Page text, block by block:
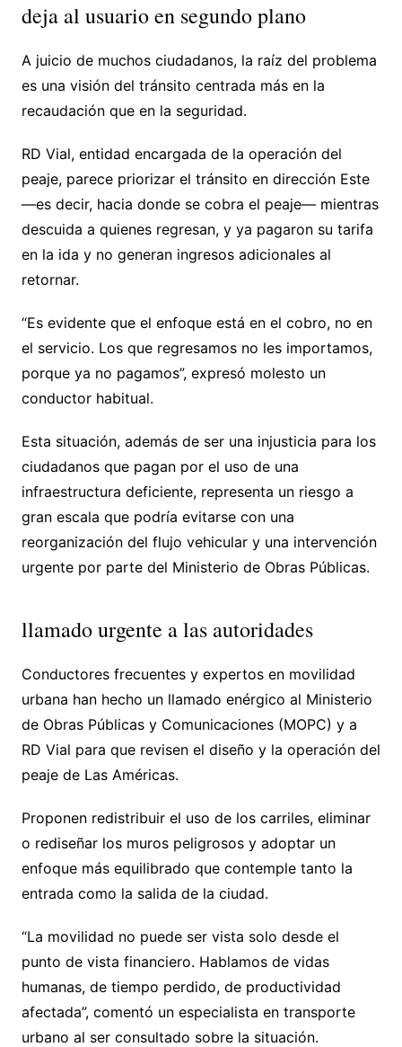
deja al usuario en segundo plano
A juicio de muchos ciudadanos, la raíz del problema
es una visión del tránsito centrada más en la
recaudación que en la seguridad.
RD Vial, entidad encargada de la operación del
peaje, parece priorizar el tránsito en dirección Este
—es decir, hacia donde se cobra el peaje— mientras
descuida a quienes regresan, y ya pagaron su tarifa
en la ida y no generan ingresos adicionales al
retornar.
“Es evidente que el enfoque está en el cobro, no en
el servicio. Los que regresamos no les importamos,
porque ya no pagamos”, expresó molesto un
conductor habitual.
Esta situación, además de ser una injusticia para los
ciudadanos que pagan por el uso de una
infraestructura deficiente, representa un riesgo a
gran escala que podría evitarse con una
reorganización del flujo vehicular y una intervención
urgente por parte del Ministerio de Obras Públicas.
llamado urgente a las autoridades
Conductores frecuentes y expertos en movilidad
urbana han hecho un llamado enérgico al Ministerio
de Obras Públicas y Comunicaciones (MOPC) y a
RD Vial para que revisen el diseño y la operación del
peaje de Las Américas.
Proponen redistribuir el uso de los carriles, eliminar
o rediseñar los muros peligrosos y adoptar un
enfoque más equilibrado que contemple tanto la
entrada como la salida de la ciudad.
“La movilidad no puede ser vista solo desde el
punto de vista financiero. Hablamos de vidas
humanas, de tiempo perdido, de productividad
afectada”, comentó un especialista en transporte
urbano al ser consultado sobre la situación.